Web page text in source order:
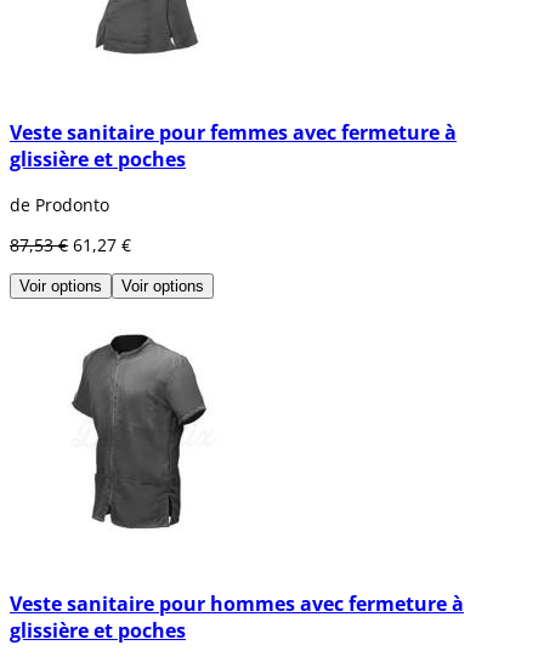
Veste sanitaire pour femmes avec fermeture à
glissière et poches
de Prodonto
87,53 € 61,27 €
Voir options Voir options
Veste sanitaire pour hommes avec fermeture à
glissière et poches